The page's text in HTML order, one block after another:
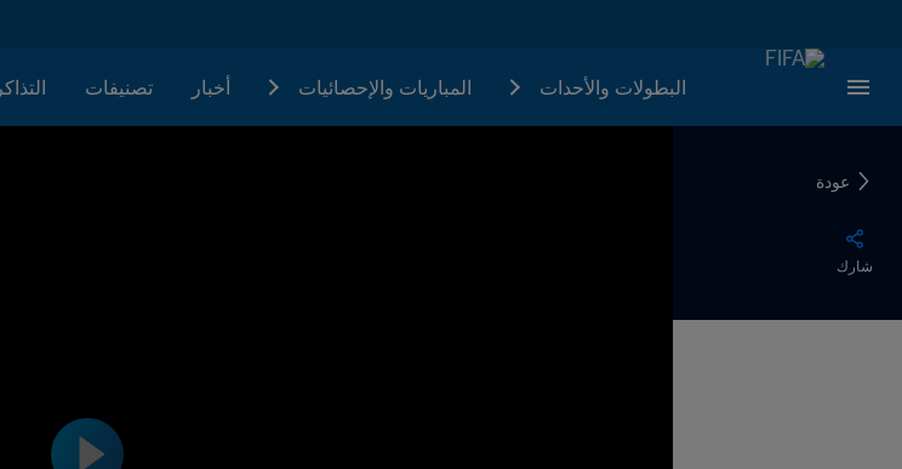
البطولات والأحدات المباريات والإحصائيات أخبار تصنيفات
عودة
شارك